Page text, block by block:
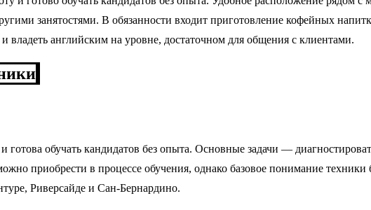
занятостями. В обязанности входит приготовление кофейных
английским на уровне, достаточном для общения с клиентами.
обучать кандидатов без опыта. Основные задачи —
приобрести в процессе обучения, однако базовое понимание
Риверсайде и Сан-Бернардино.